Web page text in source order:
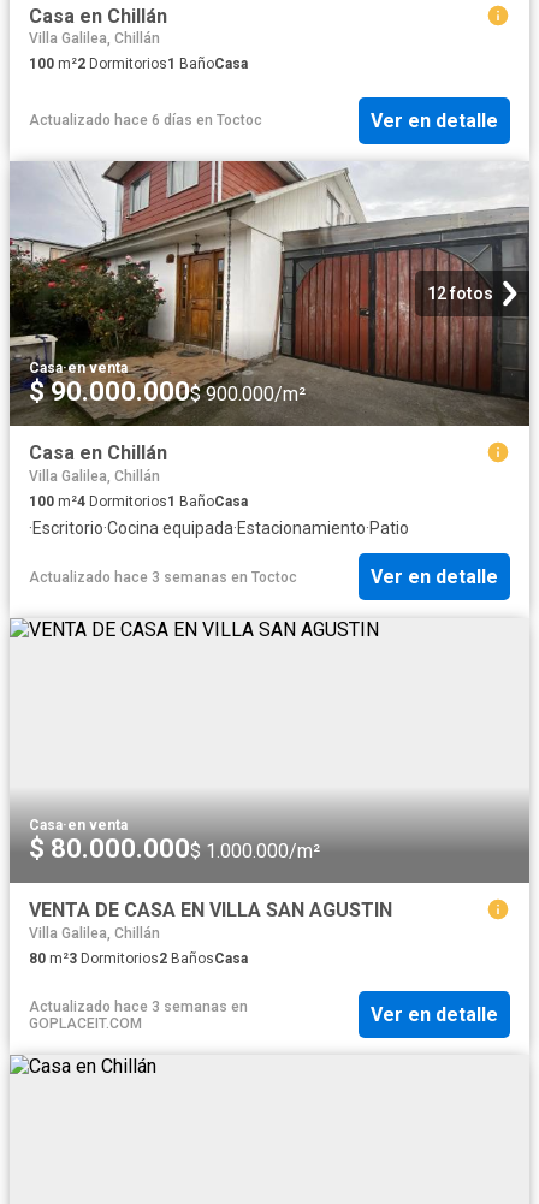
Casa en Chillán
Villa Galilea, Chillán
100 m²2 Dormitorios1 BañoCasa
Actualizado hace 6 días en Toctoc Ver en detalle
12 fotos
Casa·en venta
$ 90.000.000$ 900.000/m²
Casa en Chillán
Villa Galilea, Chillán
100 m²4 Dormitorios1 BañoCasa
·Escritorio·Cocina equipada·Estacionamiento·Patio
Actualizado hace 3 semanas en Toctoc Ver en detalle
Casa·en venta
$ 80.000.000$ 1.000.000/m²
VENTA DE CASA EN VILLA SAN AGUSTIN
Villa Galilea, Chillán
80 m²3 Dormitorios2 BañosCasa
Actualizado hace 3 semanas en
GOPLACEIT.COM
Ver en detalle